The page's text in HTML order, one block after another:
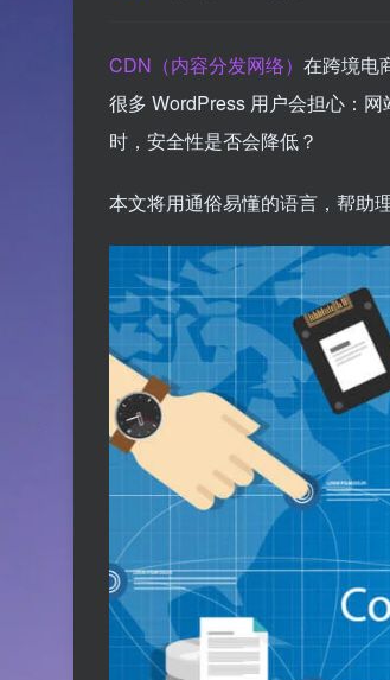
CDN（内容分发网络） 在跨境电
很多 WordPress 用户会担心：
时，安全性是否会降低？
本文将用通俗易懂的语言，帮助